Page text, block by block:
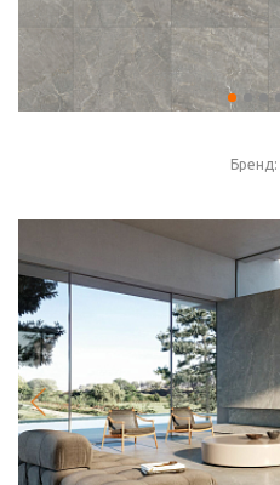
Бренд: